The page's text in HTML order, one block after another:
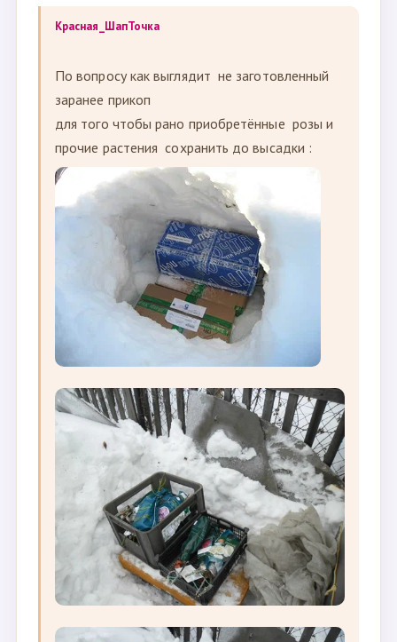
Красная_ШапТочка
По вопросу как выглядит не заготовленный
заранее прикоп
для того чтобы рано приобретённые розы и
прочие растения сохранить до высадки :